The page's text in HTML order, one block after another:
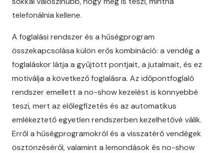
telefonálnia kellene.
A foglalási rendszer és a hűségprogram
összekapcsolása külön erős kombináció: a vendég a
foglaláskor látja a gyűjtött pontjait, a jutalmait, és ez
motiválja a következő foglalásra. Az időpontfoglaló
rendszer emellett a no-show kezelést is könnyebbé
teszi, mert az előlegfizetés és az automatikus
emlékeztető egyetlen rendszerben kezelhetővé válik.
Erről a hűségprogramokról és a visszatérő vendégek
ösztönzéséről, valamint a lemondások és no-show